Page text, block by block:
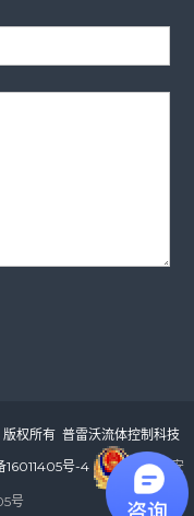
版权所有 普雷沃流体控制科技
16011405号-4 皖公网安
号